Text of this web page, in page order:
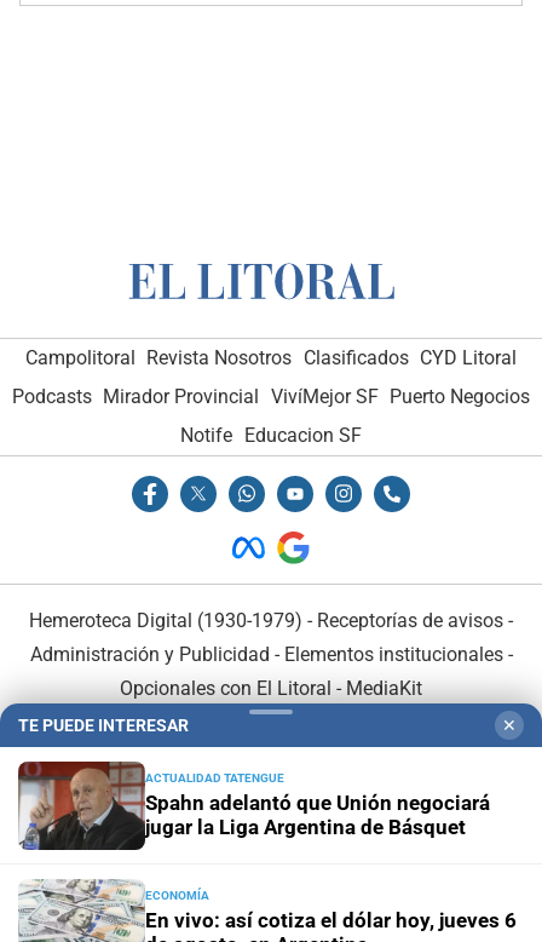
Campolitoral Revista Nosotros Clasificados CYD Litoral
Podcasts Mirador Provincial VivíMejor SF Puerto Negocios
Notife Educacion SF
Hemeroteca Digital (1930-1979) - Receptorías de avisos -
Administración y Publicidad - Elementos institucionales-
Opcionales con El Litoral - MediaKit
En Asociación con:
TE PUEDE INTERESAR ✕
ACTUALIDAD TATENGUE
Spahn adelantó que Unión negociará
jugar la Liga Argentina de Básquet
ECONOMÍA
En vivo: así cotiza el dólar hoy, jueves 6